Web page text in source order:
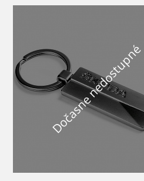
Dočasne nedostupné